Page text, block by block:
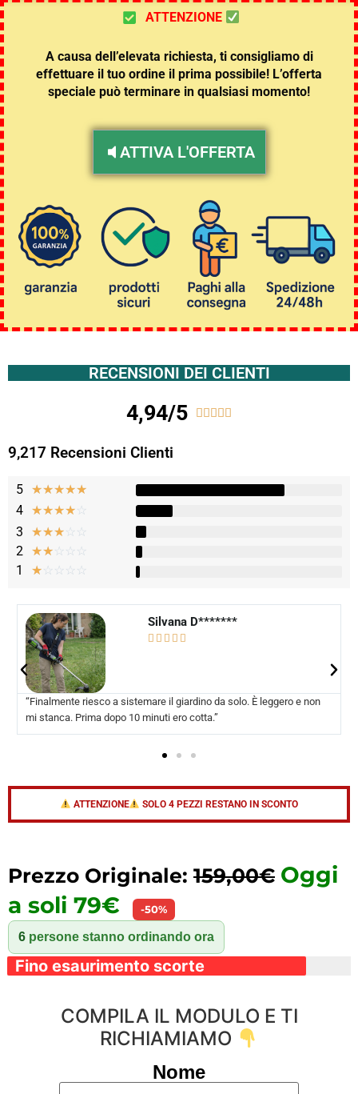
ATTENZIONE
A causa dell’elevata richiesta, ti consigliamo di
effettuare il tuo ordine il prima possibile! L’offerta
speciale può terminare in qualsiasi momento!
ATTIVA L'OFFERTA
RECENSIONI DEI CLIENTI
4,94/5     
9,217 Recensioni Clienti
5 ★★★★★
4 ☆☆☆☆☆
3 ☆☆☆☆ ☆
2 ☆☆☆ ☆ ☆
1 ☆☆ ☆ ☆ ☆
Silvio R*******
    
“Silenzioso e comodo. Lo uso senza problemi anche io. Niente
benzina, niente puzza, niente casino.”
ATTENZIONE SOLO 4 PEZZI RESTANO IN SCONTO
Prezzo Originale: 159,00€ Oggi
a soli 79€
-50%
6 persone stanno ordinando ora
Fino esaurimento scorte
COMPILA IL MODULO E TI
RICHIAMIAMO
Nome